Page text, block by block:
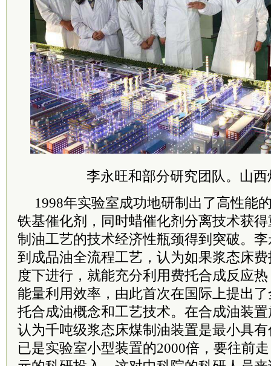
李永旺和部分研究团队。山
1998年实验室成功地研制出了高性能
铁基催化剂，同时蜡催化剂分离技术获
制油工艺的技术经济性瓶颈得到突破。
到成品油全流程工艺，认为如果浆态床
度下进行，就能充分利用费托合成反应
能量利用效率，由此首次在国际上提出
托合成油概念和工艺技术。在合成油装
认为千吨级浆态床煤制油装置是最小具
已是实验室小型装置的2000倍，要往前